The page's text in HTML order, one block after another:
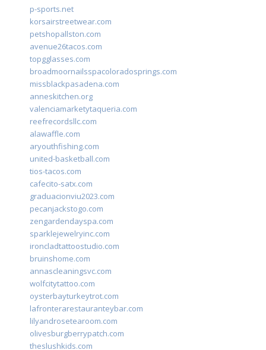
p-sports.net
korsairstreetwear.com
petshopallston.com
avenue26tacos.com
topgglasses.com
broadmoornailsspacoloradosprings.com
missblackpasadena.com
anneskitchen.org
valenciamarketytaqueria.com
reefrecordsllc.com
alawaffle.com
aryouthfishing.com
united-basketball.com
tios-tacos.com
cafecito-satx.com
graduacionviu2023.com
pecanjackstogo.com
zengardendayspa.com
sparklejewelryinc.com
ironcladtattoostudio.com
bruinshome.com
annascleaningsvc.com
wolfcitytattoo.com
oysterbayturkeytrot.com
lafronterarestauranteybar.com
lilyandrosetearoom.com
olivesburgberrypatch.com
theslushkids.com